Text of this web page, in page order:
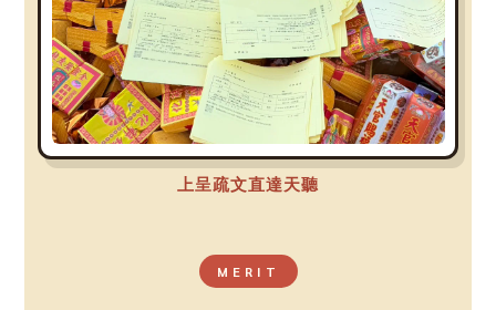
上呈疏文直達天聽
MERIT